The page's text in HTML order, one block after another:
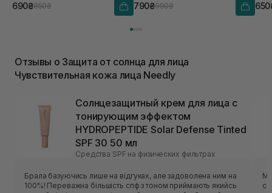
690₴850₴ 790₴990₴
Отзывы о Защита от солнца для лица
Чувствительная кожа лица Needly
Солнцезащитный крем для лица с
тонирующим эффектом
HYDROPEPTIDE Solar Defense Tinted
SPF 30 50 мл
Средства SPF на физических фильтрах
Брала базуючись лише на відгуках, але задоволена ним на
100%! Переважна більшість спф з тоном приймають якийсь